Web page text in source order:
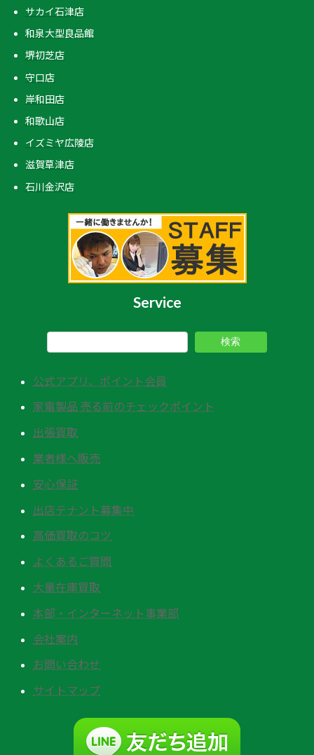
サカイ石津店
和泉大型良品館
堺初芝店
守口店
岸和田店
和歌山店
イズミヤ広陵店
滋賀草津店
石川金沢店
Service
検索
公式アプリ、ポイント会員
家電製品 売る前のチェックポイント
出張買取
業者様へ販売
安心保証
出店テナント募集中
高価買取のコツ
よくあるご質問
大量在庫買取
本部・インターネット事業部
会社案内
お問い合わせ
サイトマップ